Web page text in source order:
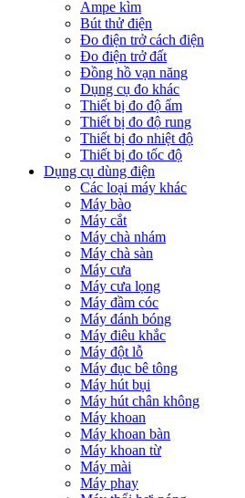
Ampe kìm
Bút thử điện
Đo điện trở cách điện
Đo điện trở đất
Đồng hồ vạn năng
Dụng cụ đo khác
Thiết bị đo độ ẩm
Thiết bị đo độ rung
Thiết bị đo nhiệt độ
Thiết bị đo tốc độ
Dụng cụ dùng điện
Các loại máy khác
Máy bào
Máy cắt
Máy chà nhám
Máy chà sàn
Máy cưa
Máy cưa lọng
Máy đầm cóc
Máy đánh bóng
Máy điêu khắc
Máy đột lỗ
Máy đục bê tông
Máy hút bụi
Máy hút chân không
Máy khoan
Máy khoan bàn
Máy khoan từ
Máy mài
Máy phay